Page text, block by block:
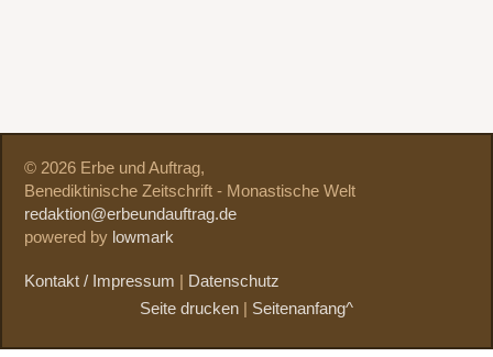
© 2026 Erbe und Auftrag,
Benediktinische Zeitschrift - Monastische Welt
redaktion@erbeundauftrag.de
powered by lowmark
Kontakt / Impressum
Datenschutz
Seite drucken
Seitenanfang^